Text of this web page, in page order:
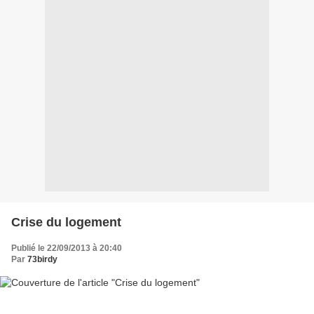
Crise du logement
Publié le 22/09/2013 à 20:40
Par 73birdy